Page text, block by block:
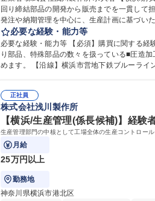
回り締結部品の開発から販売までを一貫して担い、
発注や納期管理を中心に、生産計画に基づい
捗確認 ■生産計画をもとにした必要数量・使用量の
買】国内シェア90％誇る優良企業/年間休日
必要な経験・能力等
必要な経験・能力等 【必須】購買に関する経験 【尚可】鉄鋼材料の購買経験がある方 【魅
り部品、特殊部品の数々を扱っている■圧造
正社員
株式会社浅川製作所
【横浜/生産管理(係長候補)】経
生産管理部門の中核として工場全体の生産コントロー
月給
25万円以上
勤務地
神奈川県横浜市港北区